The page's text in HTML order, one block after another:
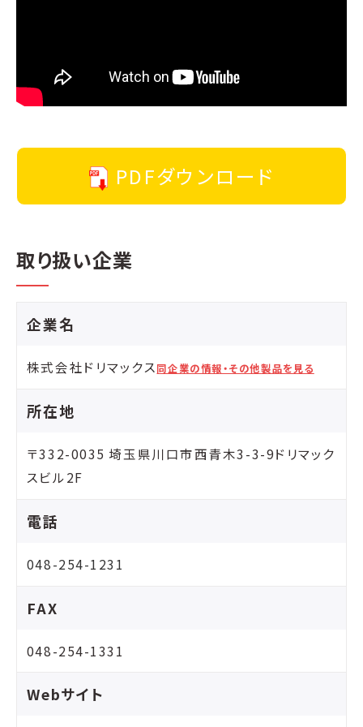
PDFダウンロード
取り扱い企業
企業名
株式会社ドリマックス同企業の情報・その他製品を見る
所在地
〒332-0035 埼玉県川口市西青木3-3-9ドリマック
スビル2F
電話
048-254-1231
FAX
048-254-1331
Webサイト